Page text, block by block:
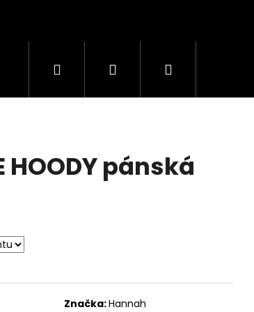
ZNAČKYHledat PřihlášeníNákupní
HOODY pánská
Značka:Hannah
TRIKO